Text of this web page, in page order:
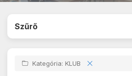
Szűrő
Kategória: KLUB